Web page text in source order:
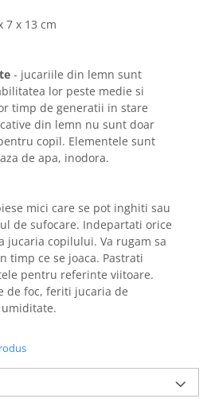
7 x 13 cm
- jucariile din lemn sunt
lor peste medie si
timp de generatii in stare
din lemn nu sunt doar
copil. Elementele sunt
de apa, inodora.
mici care se pot inghiti sau
de sufocare. Indepartati orice
jucaria copilului. Va rugam sa
timp ce se joaca. Pastrati
pentru referinte viitoare.
de foc, feriti jucaria de